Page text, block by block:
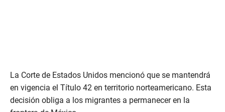
La Corte de Estados Unidos mencionó que se mantendrá
en vigencia el Título 42 en territorio norteamericano. Esta
decisión obliga a los migrantes a permanecer en la